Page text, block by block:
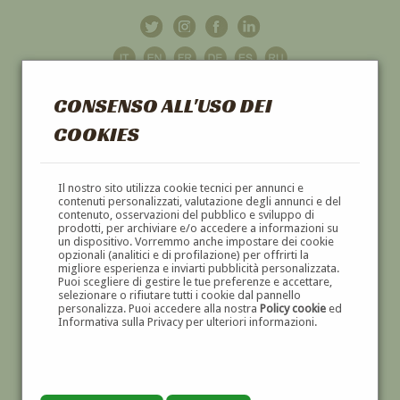
CONSENSO ALL'USO DEI
COOKIES
Il nostro sito utilizza cookie tecnici per annunci e
contenuti personalizzati, valutazione degli annunci e del
contenuto, osservazioni del pubblico e sviluppo di
prodotti, per archiviare e/o accedere a informazioni su
un dispositivo. Vorremmo anche impostare dei cookie
opzionali (analitici e di profilazione) per offrirti la
migliore esperienza e inviarti pubblicità personalizzata.
Puoi scegliere di gestire le tue preferenze e accettare,
selezionare o rifiutare tutti i cookie dal pannello
personalizza. Puoi accedere alla nostra Policy cookieed
Informativa sulla Privacy per ulteriori informazioni.
GALLERIAD'ARTE
DIPINTI E SCULTURE '800 E '900